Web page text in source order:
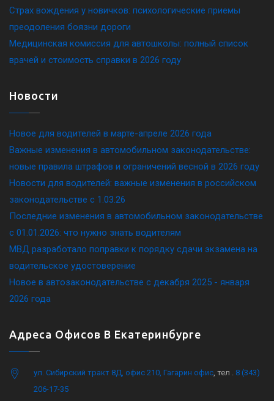
Страх вождения у новичков: психологические приемы
преодоления боязни дороги
Медицинская комиссия для автошколы: полный список
врачей и стоимость справки в 2026 году
Новости
Новое для водителей в марте-апреле 2026 года
Важные изменения в автомобильном законодательстве:
новые правила штрафов и ограничений весной в 2026 году
Новости для водителей: важные изменения в российском
законодательстве c 1.03.26
Последние изменения в автомобильном законодательстве
c 01.01.2026: что нужно знать водителям
МВД разработало поправки к порядку сдачи экзамена на
водительское удостоверение
Новое в автозаконодательстве с декабря 2025 - января
2026 года
Адреса Офисов В Екатеринбурге
ул. Сибирский тракт 8Д, офис 210, Гагарин офис, тел . 8 (343)
206-17-35